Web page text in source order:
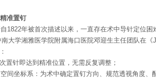
准置钉
年被首次描述以来，一直存在术中导针定位困
学湘雅医学院附属海口医院邓迎生主任团队在《
置针即达到精准位置，无需反复调整；
坐标系：为术中确定置钉方向、规范透视角度、